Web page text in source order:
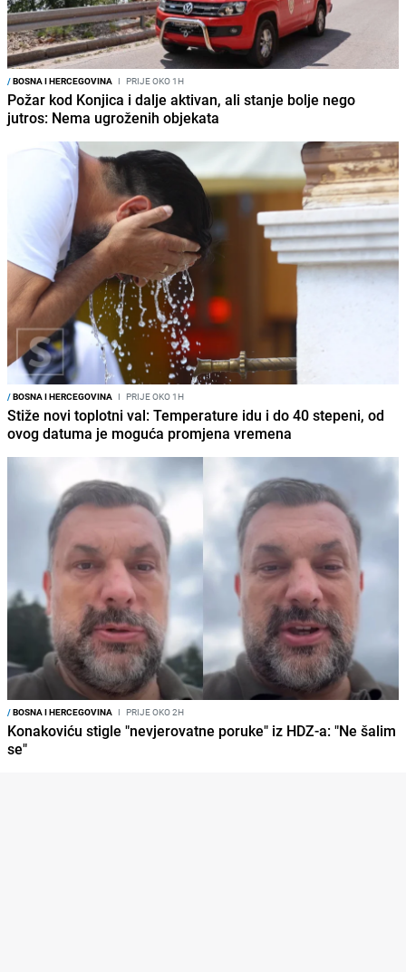
/BOSNA I HERCEGOVINA I PRIJE OKO 1H
Požar kod Konjica i dalje aktivan, ali stanje bolje nego
jutros: Nema ugroženih objekata
/BOSNA I HERCEGOVINA I PRIJE OKO 1H
Stiže novi toplotni val: Temperature idu i do 40 stepeni, od
ovog datuma je moguća promjena vremena
/BOSNA I HERCEGOVINA I PRIJE OKO 2H
Konakoviću stigle "nevjerovatne poruke" iz HDZ-a: "Ne šalim
se"